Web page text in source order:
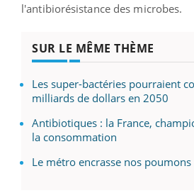
l'antibiorésistance des microbes.
SUR LE MÊME THÈME
Les super-bactéries pourraient
milliards de dollars en 2050
Antibiotiques : la France,
la consommation
Le métro encrasse nos poumons